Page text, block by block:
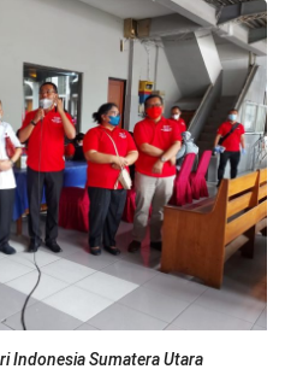
Indonesia Sumatera Utara